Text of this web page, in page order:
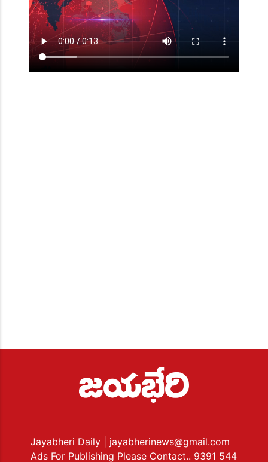
Jayabheri Daily
| jayabherinews@gmail.com
Ads For Publishing Please Contact.. 9391 544